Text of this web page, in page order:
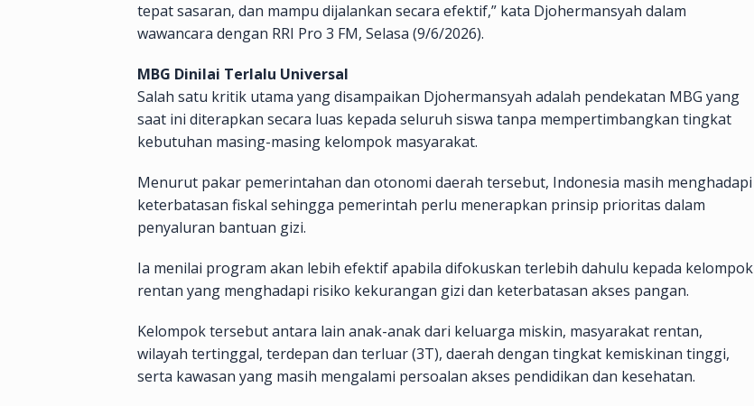
tepat sasaran, dan mampu dijalankan secara efektif,” kata Djohermansyah dalam
wawancara dengan RRI Pro 3 FM, Selasa (9/6/2026).
MBG Dinilai Terlalu Universal
Salah satu kritik utama yang disampaikan Djohermansyah adalah pendekatan MBG yang
saat ini diterapkan secara luas kepada seluruh siswa tanpa mempertimbangkan tingkat
kebutuhan masing-masing kelompok masyarakat.
Menurut pakar pemerintahan dan otonomi daerah tersebut, Indonesia masih menghadapi
keterbatasan fiskal sehingga pemerintah perlu menerapkan prinsip prioritas dalam
penyaluran bantuan gizi.
Ia menilai program akan lebih efektif apabila difokuskan terlebih dahulu kepada kelompok
rentan yang menghadapi risiko kekurangan gizi dan keterbatasan akses pangan.
Kelompok tersebut antara lain anak-anak dari keluarga miskin, masyarakat rentan,
wilayah tertinggal, terdepan dan terluar (3T), daerah dengan tingkat kemiskinan tinggi,
serta kawasan yang masih mengalami persoalan akses pendidikan dan kesehatan.